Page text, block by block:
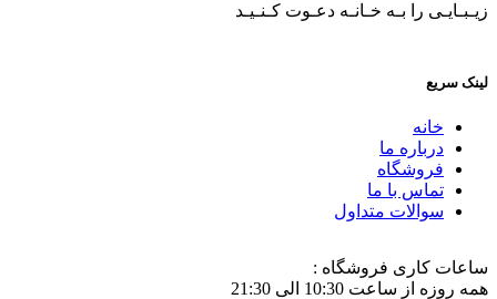
زیـبـایـی را بـه خـانـه دعـوت کـنـیـد
لینک سریع
خانه
درباره ما
فروشگاه
تماس با ما
سوالات متداول
ساعات کاری فروشگاه :
همه روزه از ساعت 10:30 الی 21:30